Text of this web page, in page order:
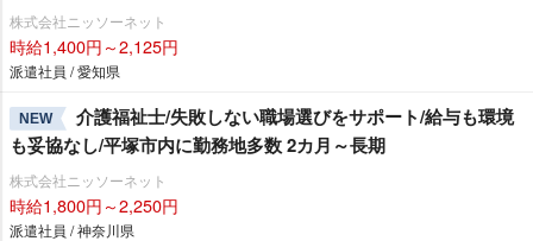
株式会社ニッソーネット
時給1,400円～2,125円
派遣社員 / 愛知県
NEW
介護福祉士/失敗しない職場選びをサポート/給与も環境
も妥協なし/平塚市内に勤務地多数 2カ月～長期
株式会社ニッソーネット
時給1,800円～2,250円
派遣社員 / 神奈川県